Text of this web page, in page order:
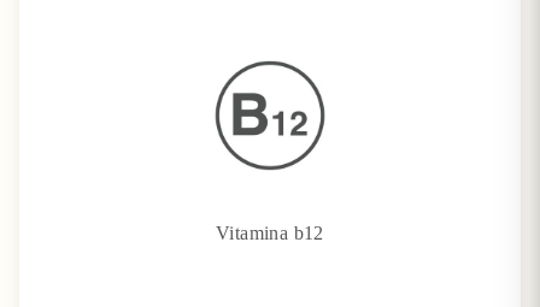
Vitamina b12